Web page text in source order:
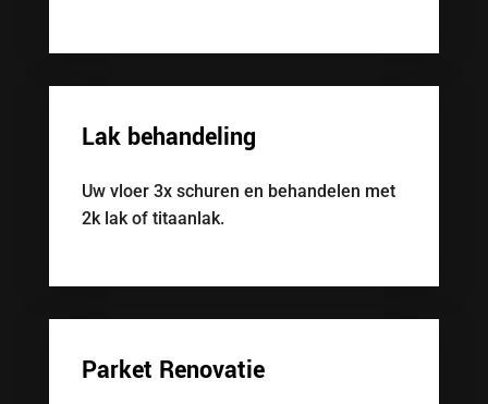
Lak behandeling
Uw vloer 3x schuren en behandelen met
2k lak of titaanlak.
Parket Renovatie